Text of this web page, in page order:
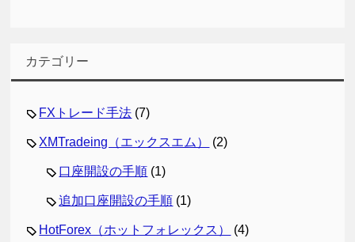
カテゴリー
FXトレード手法 (7)
XMTradeing（エックスエム） (2)
口座開設の手順 (1)
追加口座開設の手順 (1)
HotForex（ホットフォレックス） (4)